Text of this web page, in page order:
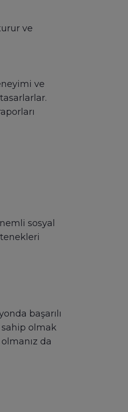
ve
ve
sosyal
başarılı
sahip olmak
da